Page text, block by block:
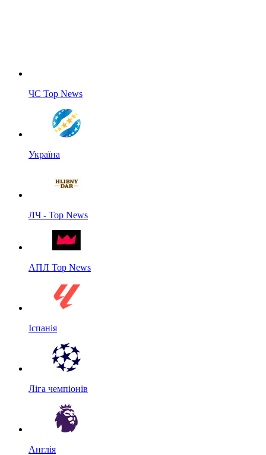
ЧС Top News
Україна
ЛЧ - Top News
АПЛ Top News
Іспанія
Ліга чемпіонів
Англія